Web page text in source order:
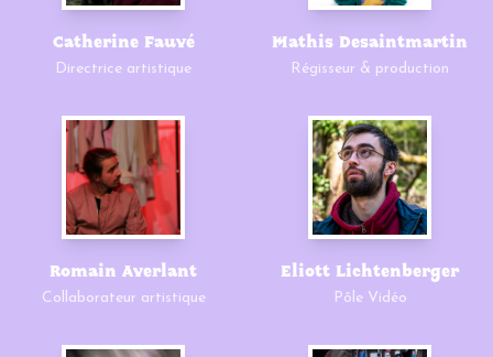
Catherine Fauvé
Directrice artistique
Mathis Desaintmartin
Régisseur & production
Romain Averlant
Collaborateur artistique
Eliott Lichtenberger
Pôle Vidéo